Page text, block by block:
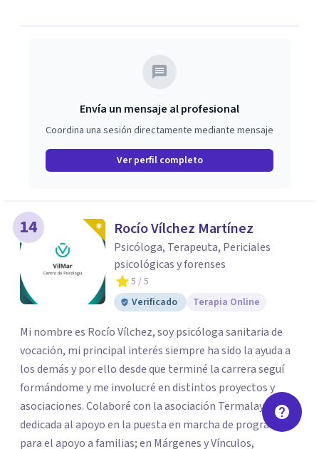
Envía un mensaje al profesional
Coordina una sesión directamente mediante mensaje
Ver perfil completo
14 Rocío Vílchez Martínez
Psicóloga, Terapeuta, Periciales
psicológicas y forenses
5 / 5
Verificado
Terapia Online
Mi nombre es Rocío Vílchez, soy psicóloga sanitaria de
vocación, mi principal interés siempre ha sido la ayuda a
los demás y por ello desde que terminé la carrera seguí
formándome y me involucré en distintos proyectos y
asociaciones. Colaboré con la asociación Termalay,
dedicada al apoyo en la puesta en marcha de programas
para el apoyo a familias; en Márgenes y Vínculos,